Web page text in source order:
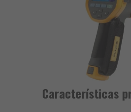
Características